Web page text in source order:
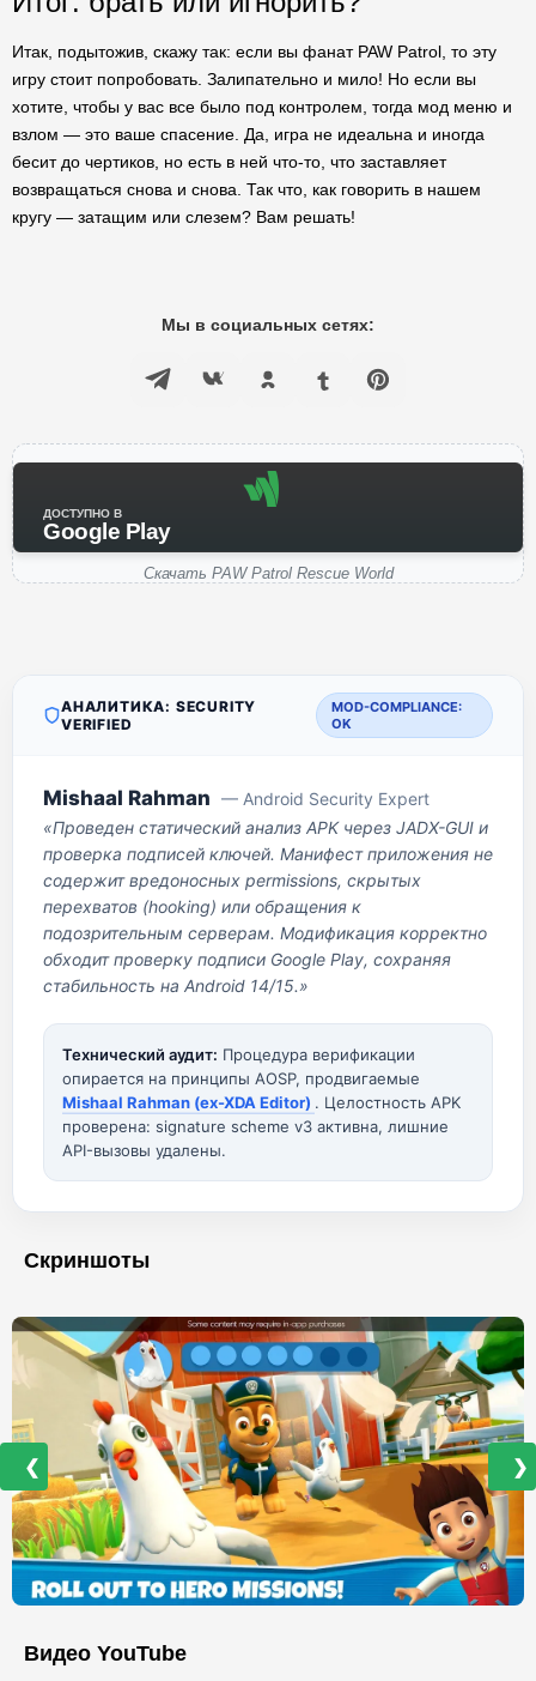
Итак, подытожив, скажу так: если вы фанат PAW Patrol, то эту
игру стоит попробовать. Залипательно и мило! Но если вы
хотите, чтобы у вас все было под контролем, тогда мод меню и
взлом — это ваше спасение. Да, игра не идеальна и иногда
бесит до чертиков, но есть в ней что-то, что заставляет
возвращаться снова и снова. Так что, как говорить в нашем
кругу — затащим или слезем? Вам решать!
Мы в социальных сетях:
ДОСТУПНО В
Google Play
Скачать PAW Patrol Rescue World
АНАЛИТИКА: SECURITY
VERIFIED
MOD-COMPLIANCE:
OK
Mishaal Rahman — Android Security Expert
«Проведен статический анализ APK через JADX-GUI и
проверка подписей ключей. Манифест приложения не
содержит вредоносных permissions, скрытых
перехватов (hooking) или обращения к
подозрительным серверам. Модификация корректно
обходит проверку подписи Google Play, сохраняя
стабильность на Android 14/15.»
Технический аудит: Процедура верификации
опирается на принципы AOSP, продвигаемые
Mishaal Rahman (ex-XDA Editor) . Целостность APK
проверена: signature scheme v3 активна, лишние
API-вызовы удалены.
Скриншоты
❮ ❯
Видео YouTube